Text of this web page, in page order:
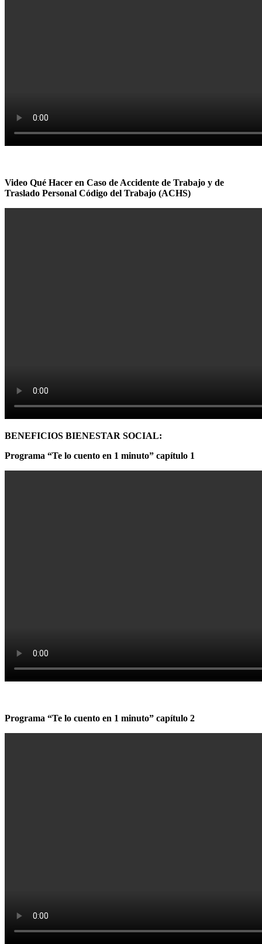
Video Qué Hacer en Caso de Accidente de Trabajo y de
Traslado Personal Código del Trabajo (ACHS)
BENEFICIOS BIENESTAR SOCIAL:
Programa “Te lo cuento en 1 minuto” capítulo 1
Programa “Te lo cuento en 1 minuto” capítulo 2